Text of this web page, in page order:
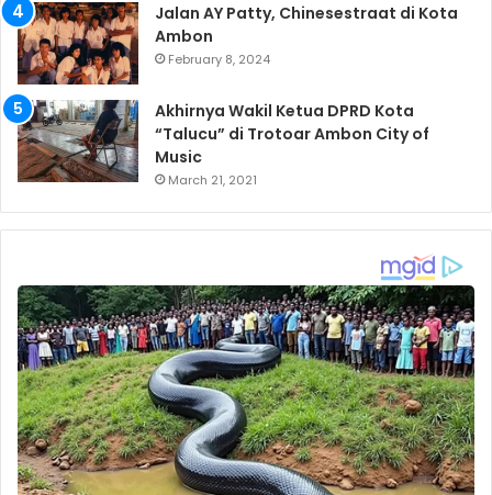
Jalan AY Patty, Chinesestraat di Kota
Ambon
February 8, 2024
Akhirnya Wakil Ketua DPRD Kota
“Talucu” di Trotoar Ambon City of
Music
March 21, 2021